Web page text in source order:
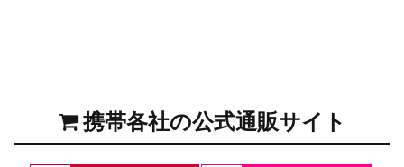
携帯各社の公式通販サイト